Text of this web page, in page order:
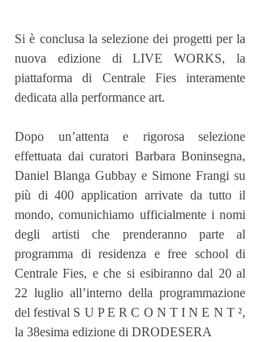
Si è conclusa la selezione dei progetti per la
nuova edizione di LIVE WORKS, la
piattaforma di Centrale Fies interamente
dedicata alla performance art.
Dopo un’attenta e rigorosa selezione
effettuata dai curatori Barbara Boninsegna,
Daniel Blanga Gubbay e Simone Frangi su
più di 400 application arrivate da tutto il
mondo, comunichiamo ufficialmente i nomi
degli artisti che prenderanno parte al
programma di residenza e free school di
Centrale Fies, e che si esibiranno dal 20 al
22 luglio all’interno della programmazione
del festival S U P E R C O N T I N E N T ²,
la 38esima edizione di DRODESERA